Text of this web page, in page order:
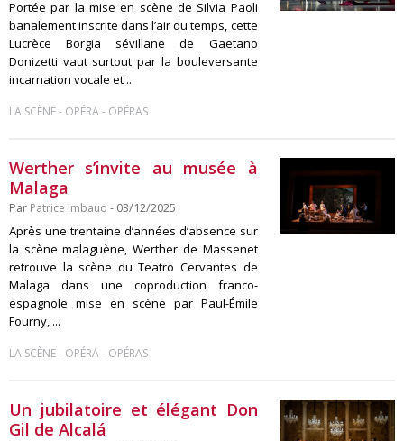
Portée par la mise en scène de Silvia Paoli
banalement inscrite dans l’air du temps, cette
Lucrèce Borgia sévillane de Gaetano
Donizetti vaut surtout par la bouleversante
incarnation vocale et ...
LA SCÈNE- OPÉRA- OPÉRAS
Werther s’invite au musée à
Malaga
Par Patrice Imbaud - 03/12/2025
Après une trentaine d’années d’absence sur
la scène malaguène, Werther de Massenet
retrouve la scène du Teatro Cervantes de
Malaga dans une coproduction franco-
espagnole mise en scène par Paul-Émile
Fourny, ...
LA SCÈNE- OPÉRA- OPÉRAS
Un jubilatoire et élégant Don
Gil de Alcalá